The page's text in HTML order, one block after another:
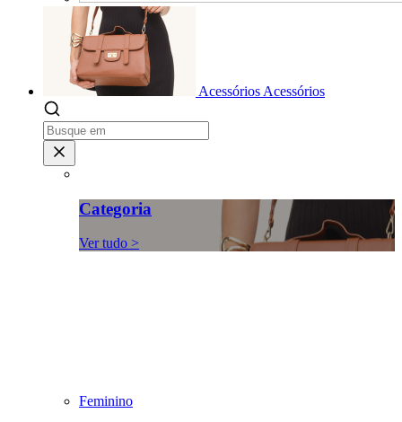
Acessórios Acessórios
Categoria
Ver tudo >
Feminino